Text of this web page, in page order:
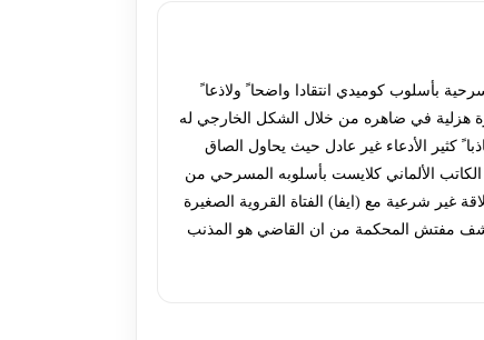
بأسلوب كوميدي انتقادا واضحا ً ولاذعا
هزلية في ضاهره من خلال الشكل الخارجي له
كثير الأدعاء غير عادل حيث يحاول الصاق
الألماني كلايست بأسلوبه المسرحي من
غير شرعية مع (ايفا) الفتاة القروية الصغيرة
مفتش المحكمة من ان القاضي هو المذنب